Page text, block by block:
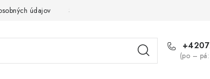
údajov Servis a reklamácia
(po –